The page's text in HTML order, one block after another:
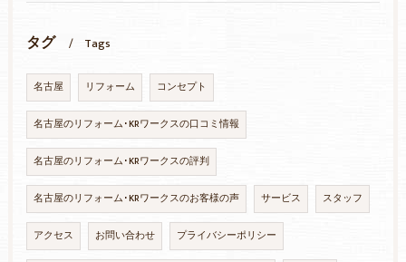
タグ Tags
名古屋 リフォーム コンセプト
名古屋のリフォーム･KRワークスの口コミ情報
名古屋のリフォーム･KRワークスの評判
名古屋のリフォーム･KRワークスのお客様の声 サービス スタッフ
アクセス お問い合わせ プライバシーポリシー